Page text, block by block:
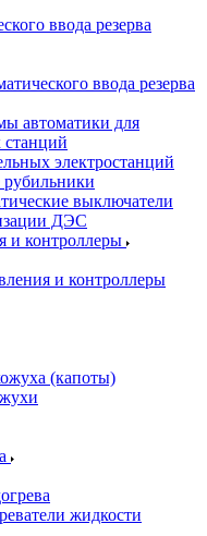
ввода резерва
ввода резерва
автоматики для
станций
электростанций
выключатели
ДЭС
и контроллеры
и контроллеры
(капоты)
жидкости